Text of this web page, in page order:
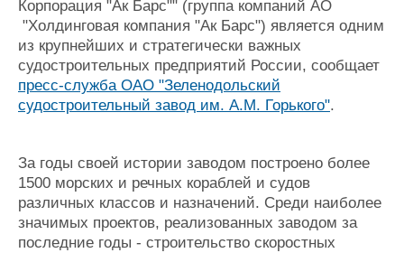
Корпорация "Ак Барс"" (группа компаний АО
"Холдинговая компания "Ак Барс") является одним
из крупнейших и стратегически важных
судостроительных предприятий России, сообщает
пресс-служба ОАО "Зеленодольский
судостроительный завод им. А.М. Горького".
За годы своей истории заводом построено более
1500 морских и речных кораблей и судов
различных классов и назначений. Среди наиболее
значимых проектов, реализованных заводом за
последние годы - строительство скоростных